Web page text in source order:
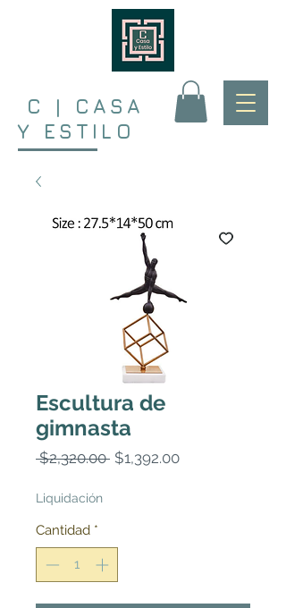
C | CASA
Y ESTILO
Escultura de
gimnasta
$2,320.00 Precio
$1,392.00Precio
Liquidación
Cantidad *